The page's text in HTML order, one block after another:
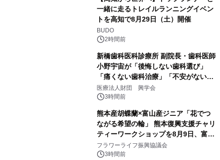
一緒に走るトレイルランニングイベン
トを高知で8月29日（土）開催
BUDO
2時間前
新橋歯科医科診療所 副院長・歯科医師
小野宇宙が「後悔しない歯科選び」
「痛くない歯科治療」「不安がない治
療計画」をテーマに専門監修
医療法人財団 興学会
3時間前
熊本産胡蝶蘭×富山産ジニア「花でつ
ながる希望の輪」 熊本復興支援チャリ
ティーワークショップを8月9日、富
山・射水で開催
フラワーライフ振興協議会
3時間前